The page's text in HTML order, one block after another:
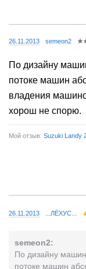
26.11.2013 semeon2
По дизайну
потоке машин
владения
хорош не спорю.
Мой отзыв: Suzuki Landy
26.11.2013 ...ЛЁХУС...
semeon2:
По дизайну
потоке машин